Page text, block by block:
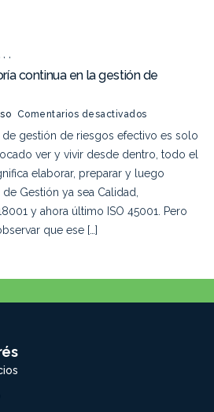
,,
continua en la gestión de
Comentarios desactivados
de gestión de riesgos efectivo es solo
ver y vivir desde dentro, todo el
elaborar, preparar y luego
Gestión ya sea Calidad,
y ahora último ISO 45001. Pero
que ese […]